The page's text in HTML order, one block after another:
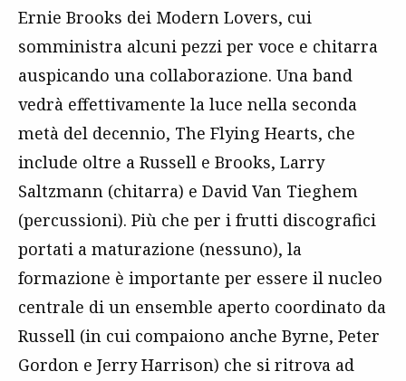
Ernie Brooks dei Modern Lovers, cui
somministra alcuni pezzi per voce e chitarra
auspicando una collaborazione. Una band
vedrà effettivamente la luce nella seconda
metà del decennio, The Flying Hearts, che
include oltre a Russell e Brooks, Larry
Saltzmann (chitarra) e David Van Tieghem
(percussioni). Più che per i frutti discografici
portati a maturazione (nessuno), la
formazione è importante per essere il nucleo
centrale di un ensemble aperto coordinato da
Russell (in cui compaiono anche Byrne, Peter
Gordon e Jerry Harrison) che si ritrova ad